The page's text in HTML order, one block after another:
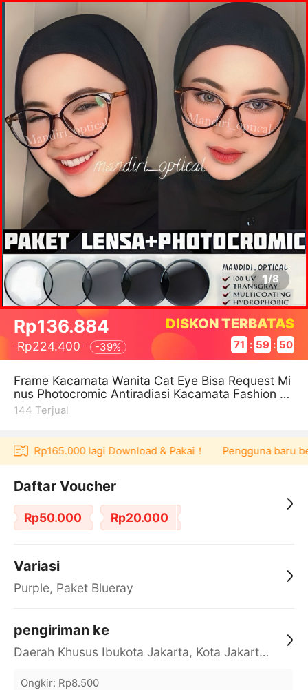
1/8
Rp136.884
Rp224.400 -39%
DISKON TERBATAS
71 : 59 : 49
Frame Kacamata Wanita Cat Eye Bisa Request Mi
nus Photocromic Antiradiasi Kacamata Fashion Ka
camata Wanita Kacamata Hitam
144 Terjual
Rp165.000 lagi Download & Pakai！ Pengguna baru
Daftar Voucher
Rp50.000 Rp20.000
Variasi
Purple, Paket Blueray
pengiriman ke
Daerah Khusus Ibukota Jakarta, Kota Jakarta Barat, Cengkareng, yy
Ongkir: Rp8.500